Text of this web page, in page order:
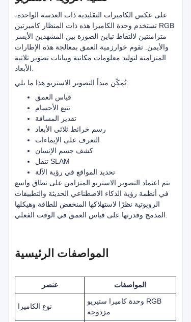
على عكس الكاميرات التقليدية ذات العدسة الواحدة،
تستخدم وحدة الكاميرا هذه ذات المنظار كاميرتين RGB
متزامنتين لالتقاط تباين الصورة بين المشهدين الأيسر
والأيمن. تقوم خوارزمية العمق بمعالجة هذه الإطارات
المتزامنة لتوليد معلومات مكانية وبيانات تصوير ثلاثية
يُمكّن مبدأ التصوير الاستريو هذا ما يلي:
قياس العمق
تتبع الأجسام
تقدير المسافة
رسم خرائط ثلاثي الأبعاد
التعرف على الإيماءات
كشف جسم الإنسان
تنقل SLAM
تحديد المواقع في رؤية الآلة
يتم اعتماد التصوير الاستريو المتزامن على نطاق واسع
في أنظمة رؤية الذكاء الاصطناعي الحديثة والتطبيقات
الروبوتية نظرًا لاستهلاكها المنخفض للطاقة وهيكلها
المواصفات الرئيسية
عنصر المواصفات
نوع الكاميرا
وحدة كاميرا ستيريو RGB
مزدوجة